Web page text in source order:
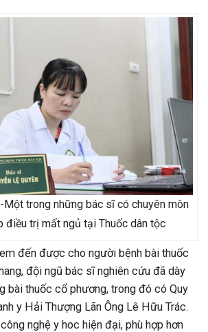
Một trong những bác sĩ có chuyên môn
điều trị mất ngủ tại Thuốc dân tộc
đến được cho người bệnh bài thuốc
đội ngũ bác sĩ nghiên cứu đã dày
bài thuốc cổ phương, trong đó có Quy
y Hải Thượng Lãn Ông Lê Hữu Trác.
nghệ y hoc hiện đại, phù hợp hơn